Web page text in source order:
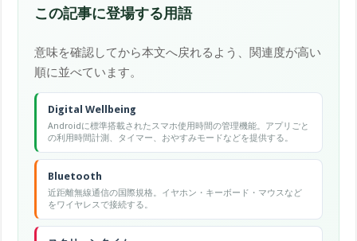
この記事に登場する用語
意味を確認してから本文へ戻れるよう、関連度が高い
順に並べています。
Digital Wellbeing
Androidに標準搭載されたスマホ使用時間の管理機能。アプリごと
の利用時間計測、タイマー、おやすみモードなどを提供する。
Bluetooth
近距離無線通信の国際規格。イヤホン・キーボード・マウスなど
をワイヤレスで接続する。